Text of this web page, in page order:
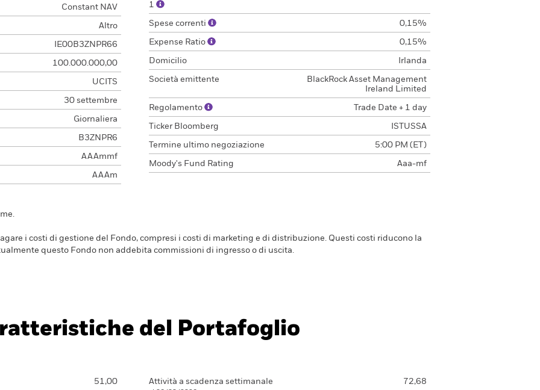
Constant NAV
Altro
IE00B3ZNPR66
100.000.000,00
UCITS
30 settembre
Giornaliera
B3ZNPR6
AAAmmf
AAAm
1
Spese correnti 0,15%
Expense Ratio 0,15%
Domicilio Irlanda
Società emittente
BlackRock Asset Management
Ireland Limited
Regolamento Trade Date + 1 day
Ticker Bloomberg ISTUSSA
Termine ultimo negoziazione 5:00 PM (ET)
Moody's Fund Rating Aaa-mf
i costi di gestione del Fondo, compresi i costi di marketing e di distribuzione. Questi costi riducono la
questo Fondo non addebita commissioni di ingresso o di uscita.
del Portafoglio
51,00 Attività a scadenza settimanale 72,68